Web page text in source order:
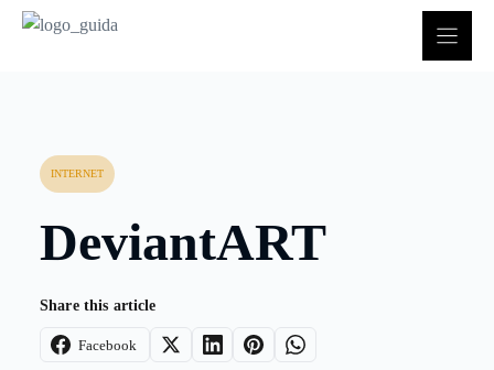
INTERNET
DeviantART
Share this article
Facebook